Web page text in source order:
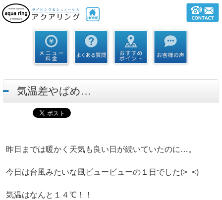
気温差やばめ…
昨日までは暖かく天気も良い日が続いていたのに…。
今日は台風みたいな風ビュービューの１日でした(>_<)
気温はなんと１４℃！！